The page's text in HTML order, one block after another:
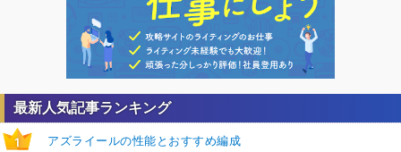
最新人気記事ランキング
1 アズライールの性能とおすすめ編成